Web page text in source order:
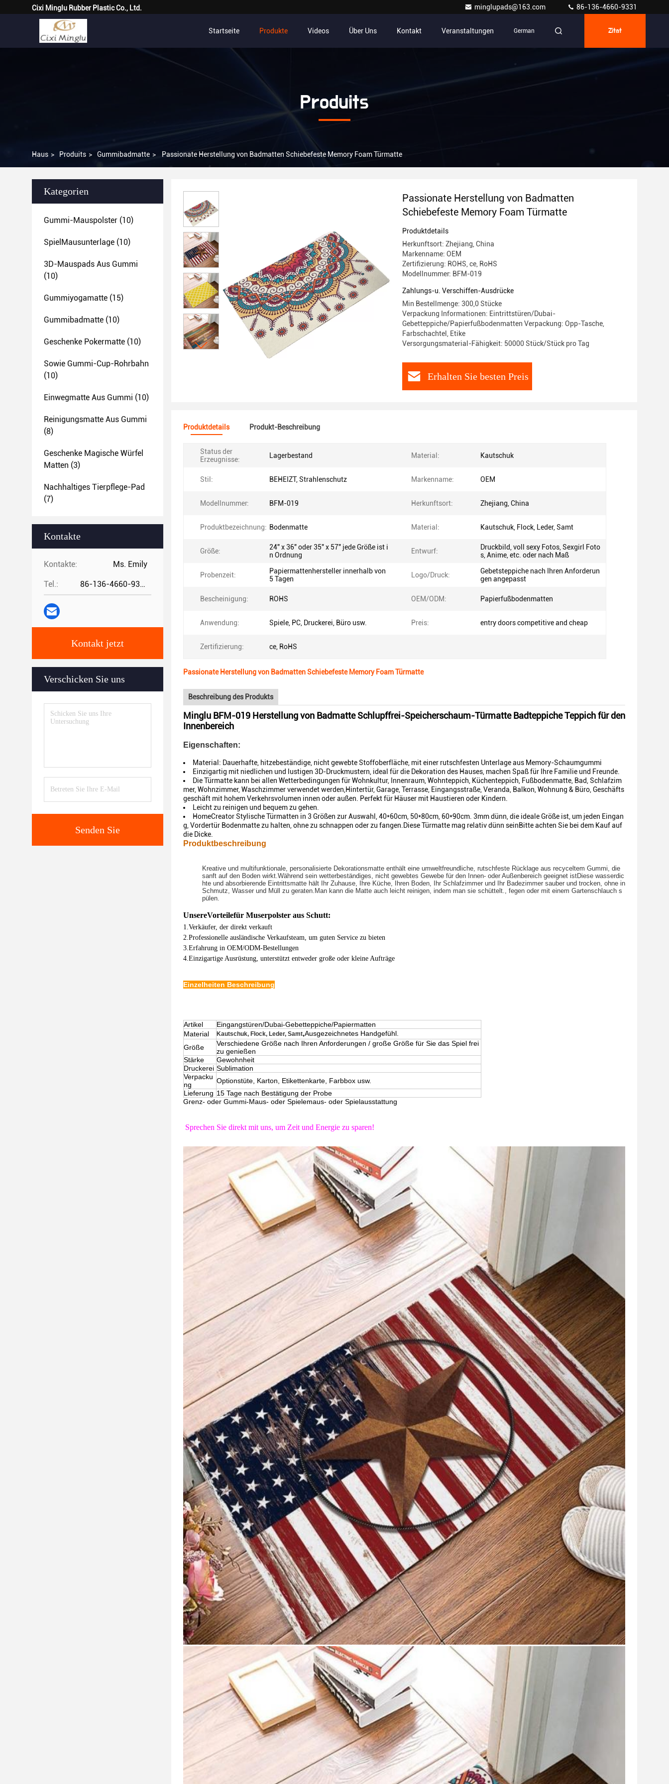
Cixi Minglu Rubber Plastic Co., Ltd. minglupads@163.com 86-136-4660-9331
Startseite Produkte Videos Über Uns Kontakt Veranstaltungen German Zitat
Produits
Haus > Produits > Gummibadmatte > Passionate Herstellung von Badmatten Schiebefeste Memory Foam Türmatte
Kategorien
Gummi-Mauspolster (10)
SpielMausunterlage (10)
3D-Mauspads Aus Gummi
(10)
Gummiyogamatte (15)
Gummibadmatte (10)
Geschenke Pokermatte (10)
Sowie Gummi-Cup-Rohrbahn
(10)
Einwegmatte Aus Gummi (10)
Reinigungsmatte Aus Gummi
(8)
Geschenke Magische Würfel
Matten (3)
Nachhaltiges Tierpflege-Pad
(7)
Kontakte
Kontakte: Ms. Emily
Tel.: 86-136-4660-9331
Kontakt jetzt
Verschicken Sie uns
Senden Sie
Passionate Herstellung von Badmatten
Schiebefeste Memory Foam Türmatte
Produktdetails
Herkunftsort: Zhejiang, China
Markenname: OEM
Zertifizierung: ROHS, ce, RoHS
Modellnummer: BFM-019
Zahlungs-u. Verschiffen-Ausdrücke
Min Bestellmenge: 300,0 Stücke
Verpackung Informationen: Eintrittstüren/Dubai-
Gebetteppiche/Papierfußbodenmatten Verpackung: Opp-Tasche,
Farbschachtel, Etike
Versorgungsmaterial-Fähigkeit: 50000 Stück/Stück pro Tag
Erhalten Sie besten Preis
Produktdetails Produkt-Beschreibung
Status der
Erzeugnisse:
Lagerbestand Material: Kautschuk
Stil: BEHEIZT, Strahlenschutz Markenname: OEM
Modellnummer: BFM-019 Herkunftsort: Zhejiang, China
Produktbezeichnung: Bodenmatte Material: Kautschuk, Flock, Leder, Samt
Größe:
24" x 36" oder 35" x 57" jede Größe ist i
n Ordnung
Entwurf:
Druckbild, voll sexy Fotos, Sexgirl Foto
s, Anime, etc. oder nach Maß
Probenzeit:
Papiermattenhersteller innerhalb von
5 Tagen
Logo/Druck:
Gebetsteppiche nach Ihren Anforderun
gen angepasst
Bescheinigung: ROHS OEM/ODM: Papierfußbodenmatten
Anwendung: Spiele, PC, Druckerei, Büro usw. Preis: entry doors competitive and cheap
Zertifizierung: ce, RoHS
Passionate Herstellung von Badmatten Schiebefeste Memory Foam Türmatte
Beschreibung des Produkts
Minglu BFM-019 Herstellung von Badmatte Schlupffrei-Speicherschaum-Türmatte Badteppiche Teppich für den
Innenbereich
Eigenschaften:
Material: Dauerhafte, hitzebeständige, nicht gewebte Stoffoberfläche, mit einer rutschfesten Unterlage aus Memory-Schaumgummi
Einzigartig mit niedlichen und lustigen 3D-Druckmustern, ideal für die Dekoration des Hauses, machen Spaß für Ihre Familie und Freunde.
Die Türmatte kann bei allen Wetterbedingungen für Wohnkultur, Innenraum, Wohnteppich, Küchenteppich, Fußbodenmatte, Bad, Schlafzim
mer, Wohnzimmer, Waschzimmer verwendet werden,Hintertür, Garage, Terrasse, Eingangsstraße, Veranda, Balkon, Wohnung & Büro, Geschäfts
geschäft mit hohem Verkehrsvolumen innen oder außen. Perfekt für Häuser mit Haustieren oder Kindern.
Leicht zu reinigen und bequem zu gehen.
HomeCreator Stylische Türmatten in 3 Größen zur Auswahl, 40*60cm, 50*80cm, 60*90cm. 3mm dünn, die ideale Größe ist, um jeden Eingan
g, Vordertür Bodenmatte zu halten, ohne zu schnappen oder zu fangen.Diese Türmatte mag relativ dünn seinBitte achten Sie bei dem Kauf auf
die Dicke.
Produktbeschreibung
Kreative und multifunktionale, personalisierte Dekorationsmatte enthält eine umweltfreundliche, rutschfeste Rücklage aus recyceltem Gummi, die
sanft auf den Boden wirkt.Während sein wetterbeständiges, nicht gewebtes Gewebe für den Innen- oder Außenbereich geeignet istDiese wasserdic
hte und absorbierende Eintrittsmatte hält Ihr Zuhause, Ihre Küche, Ihren Boden, Ihr Schlafzimmer und Ihr Badezimmer sauber und trocken, ohne in
Schmutz, Wasser und Müll zu geraten.Man kann die Matte auch leicht reinigen, indem man sie schüttelt., fegen oder mit einem Gartenschlauch s
pülen.
UnsereVorteilefür Muserpolster aus Schutt:
1.Verkäufer, der direkt verkauft
2.Professionelle ausländische Verkaufsteam, um guten Service zu bieten
3.Erfahrung in OEM/ODM-Bestellungen
4.Einzigartige Ausrüstung, unterstützt entweder große oder kleine Aufträge
Einzelheiten Beschreibung
Artikel
Eingangstüren/Dubai-Gebetteppiche/Papiermatten
Material
Kautschuk, Flock, Leder, Samt,Ausgezeichnetes Handgefühl.
Größe
Verschiedene Größe nach Ihren Anforderungen / große Größe für Sie das Spiel frei
zu genießen
Stärke
Gewohnheit
Druckerei Sublimation
Verpacku
ng
Optionstüte, Karton, Etikettenkarte, Farbbox usw.
Lieferung 15 Tage nach Bestätigung der Probe
Grenz- oder Gummi-Maus- oder Spielemaus- oder Spielausstattung
Sprechen Sie direkt mit uns, um Zeit und Energie zu sparen!